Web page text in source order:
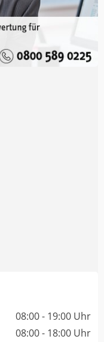
08:00 - 19:00 Uhr
08:00 - 18:00 Uhr